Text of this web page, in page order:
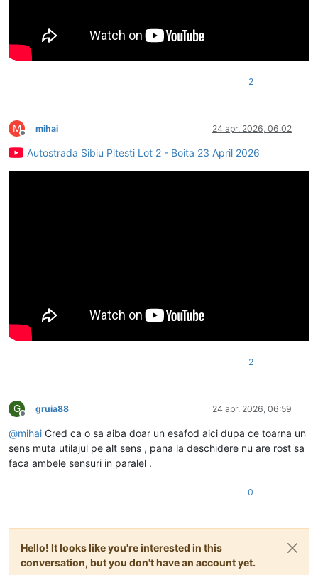
2
M
Deconectat
mihai 24 apr. 2026, 06:02
Autostrada Sibiu Pitesti Lot 2 - Boita 23 April 2026
2
G
Deconectat
gruia88 24 apr. 2026, 06:59
@mihai Cred ca o sa aiba doar un esafod aici dupa ce toarna un
sens muta utilajul pe alt sens , pana la deschidere nu are rost sa
faca ambele sensuri in paralel .
0
Hello! It looks like you're interested in this
conversation, but you don't have an account yet.